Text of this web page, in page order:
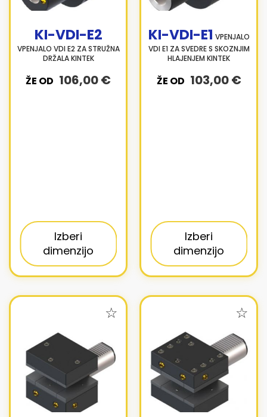
KI-VDI-E2
VPENJALO VDI E2 ZA STRUŽNA
DRŽALA KINTEK
ŽE OD 106,00 €
Izberi
dimenzijo
KI-VDI-E1 VPENJALO
VDI E1 ZA SVEDRE S SKOZNJIM
HLAJENJEM KINTEK
ŽE OD 103,00 €
Izberi
dimenzijo